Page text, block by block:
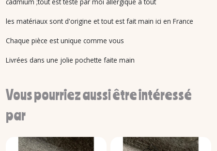
les matériaux sont d'origine et tout est fait main ici en France
Chaque pièce est unique comme vous
Livrées dans une jolie pochette faite main
Vous pourriez aussi être intéressé
par